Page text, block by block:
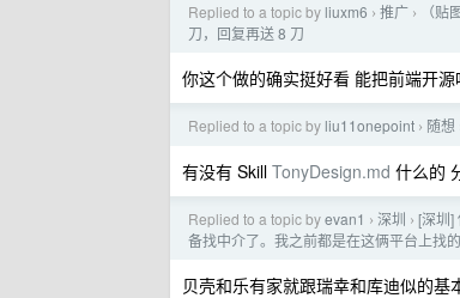
Replied to a topic by liuxm6 › 推广 ›
（
刀，回复再送 8 刀
你这个做的确实挺好看 能把前端开
Replied to a topic by liu11onepoint › 随想
有没有 Skill TonyDesign.md 什么的
Replied to a topic byevan1 › 深圳 › [深圳]
备找中介了。我之前都是在这俩平台上找
贝壳和乐有家就跟瑞幸和库迪似的基